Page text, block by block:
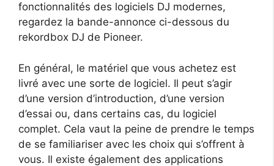
fonctionnalités des logiciels DJ modernes,
regardez la bande-annonce ci-dessous du
rekordbox DJ de Pioneer.
En général, le matériel que vous achetez est
livré avec une sorte de logiciel. Il peut s’agir
d’une version d’introduction, d’une version
d’essai ou, dans certains cas, du logiciel
complet. Cela vaut la peine de prendre le temps
de se familiariser avec les choix qui s’offrent à
vous. Il existe également des applications